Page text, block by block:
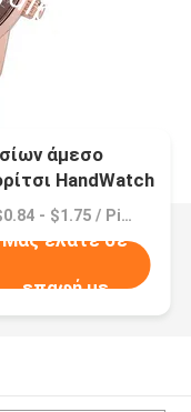
άμεσο
HandWatch
γιαΤιμή：$0.84 - $1.75 / Pieces
Μας ελάτε σε
επαφή με